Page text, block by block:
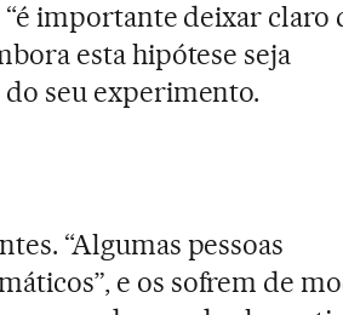
importante deixar claro
esta hipótese seja
seu experimento.
“Algumas pessoas
e os sofrem de